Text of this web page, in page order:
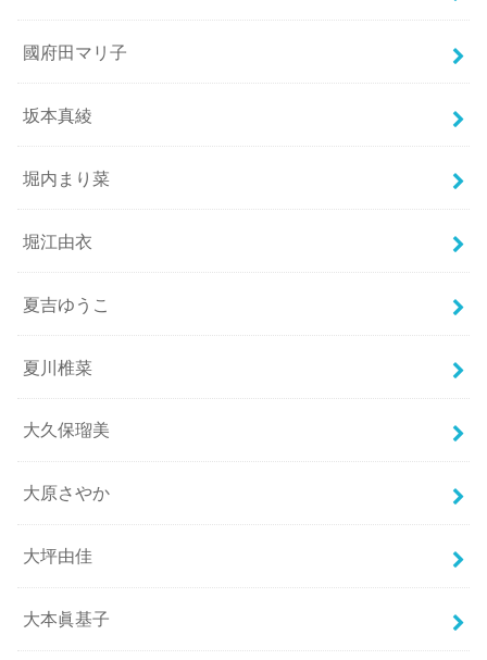
國府田マリ子
坂本真綾
堀内まり菜
堀江由衣
夏吉ゆうこ
夏川椎菜
大久保瑠美
大原さやか
大坪由佳
大本眞基子